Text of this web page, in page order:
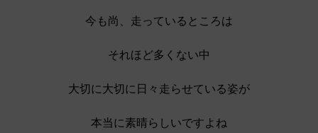
今も尚、走っているところは
それほど多くない中
大切に大切に日々走らせている姿が
本当に素晴らしいですよね